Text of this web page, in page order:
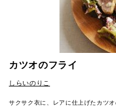
カツオのフライ
しらいのりこ
サクサク衣に、レアに仕上げたカツ